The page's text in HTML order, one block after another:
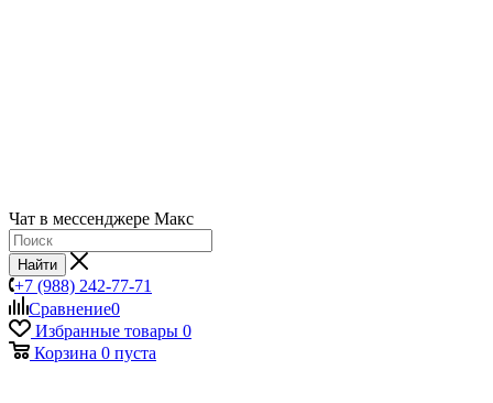
Чат в мессенджере Макс
Найти
+7 (988) 242-77-71
Сравнение0
Избранные товары 0
Корзина 0 пуста